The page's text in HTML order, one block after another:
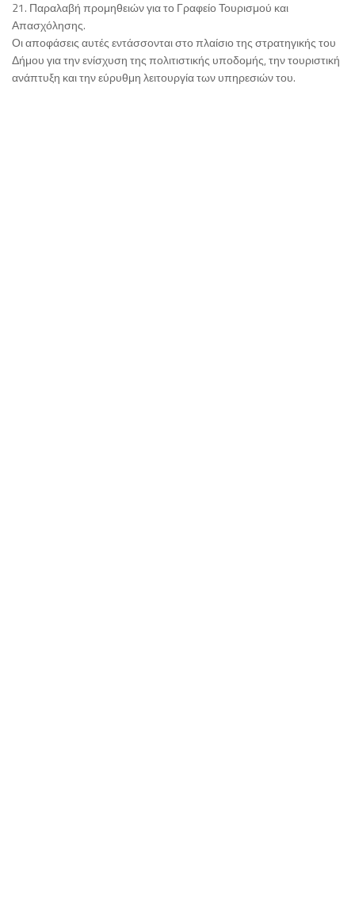
21. Παραλαβή προμηθειών για το Γραφείο Τουρισμού και
Απασχόλησης.
Οι αποφάσεις αυτές εντάσσονται στο πλαίσιο της στρατηγικής του
Δήμου για την ενίσχυση της πολιτιστικής υποδομής, την τουριστική
ανάπτυξη και την εύρυθμη λειτουργία των υπηρεσιών του.